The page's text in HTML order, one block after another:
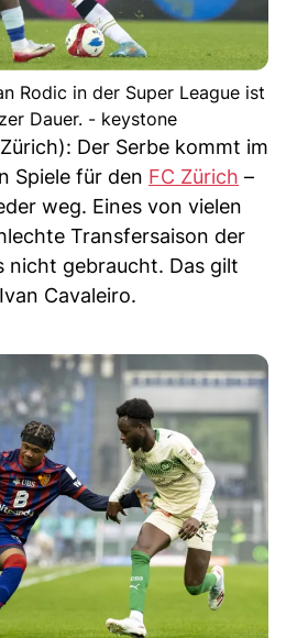
Rodic in der Super League ist
Dauer. - keystone
Der Serbe kommt im
Spiele für den FC Zürich –
weg. Eines von vielen
Transfersaison der
nicht gebraucht. Das gilt
Cavaleiro.